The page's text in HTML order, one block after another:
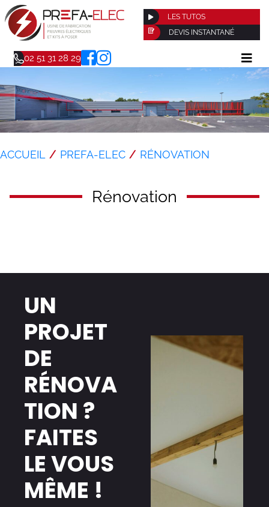
LES TUTOS
DEVIS INSTANTANÉ
02 51 31 28 29
ACCUEIL PREFA-ELEC RÉNOVATION
Rénovation
UN
PROJET
DE
RÉNOVA
TION ?
FAITES
LE VOUS
MÊME !